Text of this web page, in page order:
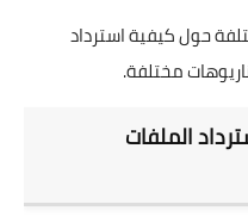
حول كيفية استرداد
مختلفة.
الملفات